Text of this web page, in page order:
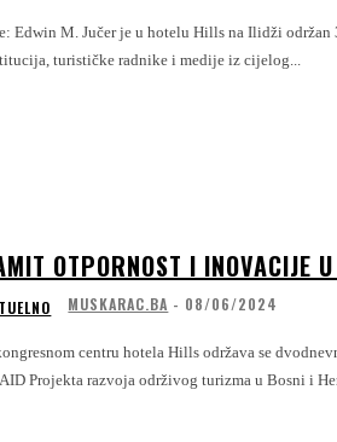
na Ilidži održan 3. Sarajevo Tourism Summit, vodeći regionalni događaj koji je i ove godine okupio stručnjake, predstavnike
turističke radnike i medije iz cijelog...
OTPORNOST I INOVACIJE
MUSKARAC.BA - 08/06/2024
centru hotela Hills održava se
Projekta razvoja održivog turizma u Bosni i